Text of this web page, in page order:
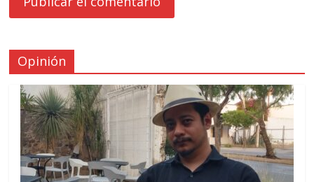
Opinión